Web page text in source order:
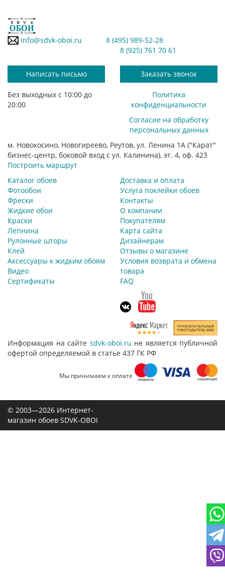
info@sdvk-oboi.ru
8 (495) 989-52-28
8 (925) 761 70 61
Написать письмо Заказать звонок
Без выходных с 10:00 до
20:00
Политика
конфиденциальности
Согласие на обработку
персональных данных
м. Новокосино, Новогиреево, Реутов, ул. Ленина 1А ("Карат"
бизнес-центр, боковой вход с ул. Калинина), эт. 4, оф. 423
Построить маршрут
Каталог обоев
Фотообои
Фрески
Жидкие обои
Краски
Лепнина
Рулонные шторы
Клей
Аксессуары к жидким обоям
Видео
Сертификаты
Доставка и оплата
Услуга поклейки обоев
Контакты
О компании
Покупателям
Карта сайта
Дизайнерам
Отзывы о магазине
Условия возврата и обмена
товара
FAQ
Информация на сайте sdvk-oboi.ru не является публичной
офертой определяемой в статье 437 ГК РФ
Мы принимаем к оплате
© 2003—2026 Интернет-
магазин обоев SDVK-OBOI